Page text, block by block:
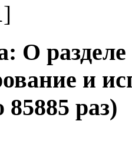
]
О
и
раз)